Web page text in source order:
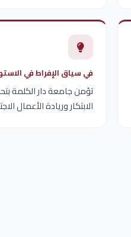
في سياق الإفراط في
تؤمن جامعة دار الكلمة
الابتكار وريادة الأعمال